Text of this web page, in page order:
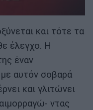
και τότε τα
έλεγχο. Η
έναν
με αυτόν σοβαρά
και γλιτώνει
ντας